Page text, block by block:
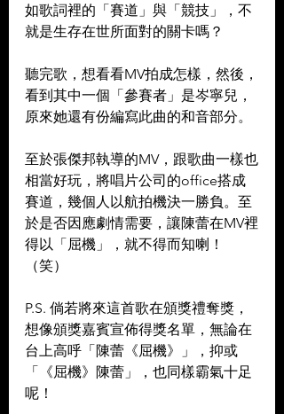
如歌詞裡的「賽道」與「競技」，不
就是生存在世所面對的關卡嗎？
聽完歌，想看看MV拍成怎樣，然後，
看到其中一個「參賽者」是岑寧兒，
原來她還有份編寫此曲的和音部分。
至於張傑邦執導的MV，跟歌曲一樣也
相當好玩，將唱片公司的office搭成
賽道，幾個人以航拍機決一勝負。至
於是否因應劇情需要，讓陳蕾在MV裡
得以「屈機」，就不得而知喇！
（笑）
P.S. 倘若將來這首歌在頒獎禮奪獎，
想像頒獎嘉賓宣佈得獎名單，無論在
台上高呼「陳蕾《屈機》」，抑或
「《屈機》陳蕾」，也同樣霸氣十足
呢！